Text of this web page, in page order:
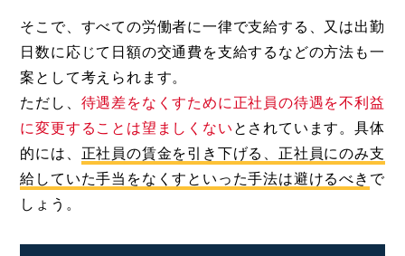
そこで、すべての労働者に一律で支給する、又は出勤
日数に応じて日額の交通費を支給するなどの方法も一
案として考えられます。
ただし、 待遇差をなくすために正社員の待遇を不利益
に変更することは望ましくない とされています。具体
的には、 正社員の賃金を引き下げる、正社員にのみ支
給していた手当をなくすといった手法は避けるべき で
しょう。